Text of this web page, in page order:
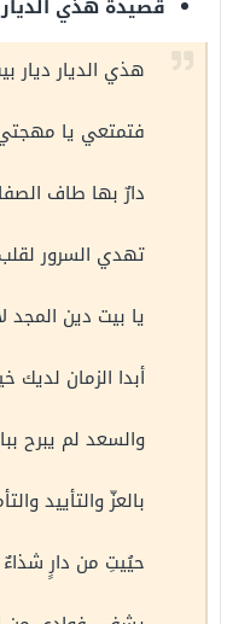
قصيدة هذي
هذي الديار ديار
فتمتعي يا
دارٌ بها طاف
تهدي السرور
يا بيت دين المجد
أبدا الزمان لديك
والسعد لم يبرح
بالعزّ والتأييد
حيُيتِ من دارٍ شذاءٌ